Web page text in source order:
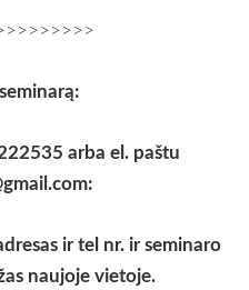
arba el. paštu
:
ir tel nr. ir seminaro
naujoje vietoje.